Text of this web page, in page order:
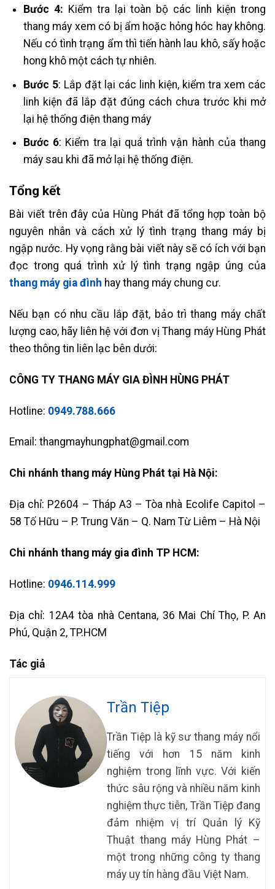
Bước 4: Kiểm tra lại toàn bộ các linh kiện trong
thang máy xem có bị ẩm hoặc hỏng hóc hay không.
Nếu có tình trạng ẩm thì tiến hành lau khô, sấy hoặc
hong khô một cách tự nhiên.
Bước 5: Lắp đặt lại các linh kiện, kiểm tra xem các
linh kiện đã lắp đặt đúng cách chưa trước khi mở
lại hệ thống điện thang máy
Bước 6: Kiểm tra lại quá trình vận hành của thang
máy sau khi đã mở lại hệ thống điện.
Tổng kết
Bài viết trên đây của Hùng Phát đã tổng hợp toàn bộ
nguyên nhân và cách xử lý tình trạng thang máy bị
ngập nước. Hy vọng rằng bài viết này sẽ có ích với bạn
đọc trong quá trình xử lý tình trạng ngập úng của
thang máy gia đình hay thang máy chung cư.
Nếu bạn có nhu cầu lắp đặt, bảo trì thang máy chất
lượng cao, hãy liên hệ với đơn vị Thang máy Hùng Phát
theo thông tin liên lạc bên dưới:
CÔNG TY THANG MÁY GIA ĐÌNH HÙNG PHÁT
Hotline: 0949.788.666
Email: thangmayhungphat@gmail.com
Chi nhánh thang máy Hùng Phát tại Hà Nội:
Địa chỉ: P2604 – Tháp A3 – Tòa nhà Ecolife Capitol –
58 Tố Hữu – P. Trung Văn – Q. Nam Từ Liêm – Hà Nội
Chi nhánh thang máy gia đình TP HCM:
Hotline: 0946.114.999
Địa chỉ: 12A4 tòa nhà Centana, 36 Mai Chí Thọ, P. An
Phú, Quận 2, TP.HCM
Tác giả
Trần Tiệp
Trần Tiệp là kỹ sư thang máy nổi
tiếng với hơn 15 năm kinh
nghiệm trong lĩnh vực. Với kiến
thức sâu rộng và nhiều năm kinh
nghiệm thực tiễn, Trần Tiệp đang
đảm nhiệm vị trí Quản lý Kỹ
Thuật thang máy Hùng Phát –
một trong những công ty thang
máy uy tín hàng đầu Việt Nam.